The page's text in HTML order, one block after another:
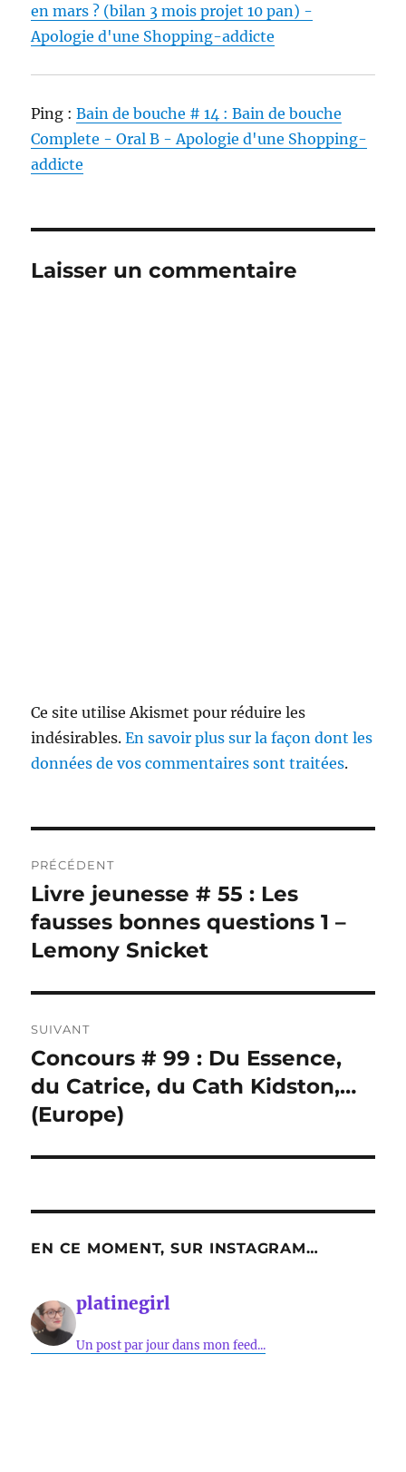
en mars ? (bilan 3 mois projet 10 pan) -
Apologie d'une Shopping-addicte
Ping :Bain de bouche # 14 : Bain de bouche
Complete - Oral B - Apologie d'une Shopping-
addicte
Laisser un commentaire
Ce site utilise Akismet pour réduire les
indésirables.En savoir plus sur la façon dont les
données de vos commentaires sont traitées.
de
l’article
PRÉCÉDENT
Publication
précédente :
Livre jeunesse # 55 : Les
fausses bonnes questions 1 –
Lemony Snicket
SUIVANT
Publication
suivante :
Concours # 99 : Du Essence,
du Catrice, du Cath Kidston,…
(Europe)
EN CE MOMENT, SUR INSTAGRAM…
platinegirl
Un post par jour dans mon feed...